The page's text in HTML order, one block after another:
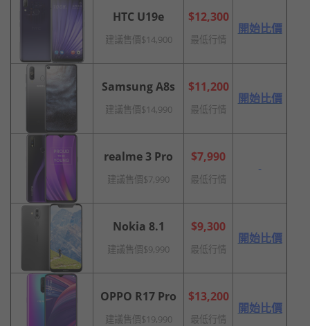
HTC U19e
建議售價$14,900
$12,300
最低行情
開始比價
Samsung A8s
建議售價$14,990
$11,200
最低行情
開始比價
realme 3 Pro
建議售價$7,990
$7,990
最低行情
-
Nokia 8.1
建議售價$9,990
$9,300
最低行情
開始比價
OPPO R17 Pro
建議售價$19,990
$13,200
最低行情
開始比價